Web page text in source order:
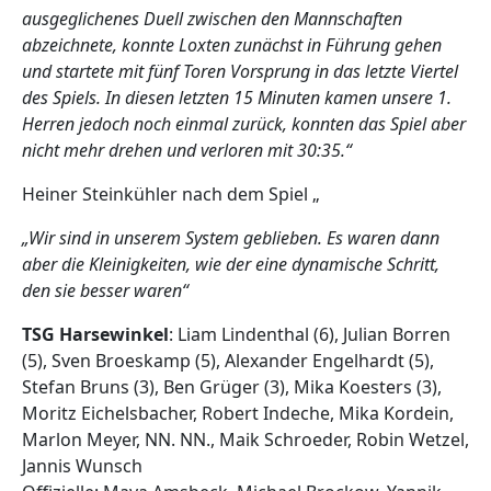
ausgeglichenes Duell zwischen den Mannschaften
abzeichnete, konnte Loxten zunächst in Führung gehen
und startete mit fünf Toren Vorsprung in das letzte Viertel
des Spiels. In diesen letzten 15 Minuten kamen unsere 1.
Herren jedoch noch einmal zurück, konnten das Spiel aber
nicht mehr drehen und verloren mit 30:35.“
Heiner Steinkühler nach dem Spiel „
„Wir sind in unserem System geblieben. Es waren dann
aber die Kleinigkeiten, wie der eine dynamische Schritt,
den sie besser waren“
TSG Harsewinkel: Liam Lindenthal (6), Julian Borren
(5), Sven Broeskamp (5), Alexander Engelhardt (5),
Stefan Bruns (3), Ben Grüger (3), Mika Koesters (3),
Moritz Eichelsbacher, Robert Indeche, Mika Kordein,
Marlon Meyer, NN. NN., Maik Schroeder, Robin Wetzel,
Jannis Wunsch